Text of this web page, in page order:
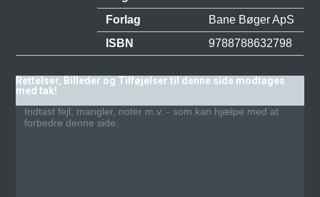
Forlag
Bane Bøger ApS
ISBN
9788788632798
Rettelser, Billeder og Tilføjelser til denne side modtages
med tak!